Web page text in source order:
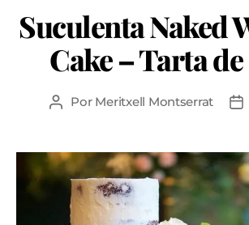
Suculenta Naked
Cake – Tarta
Por Meritxell Montserrat